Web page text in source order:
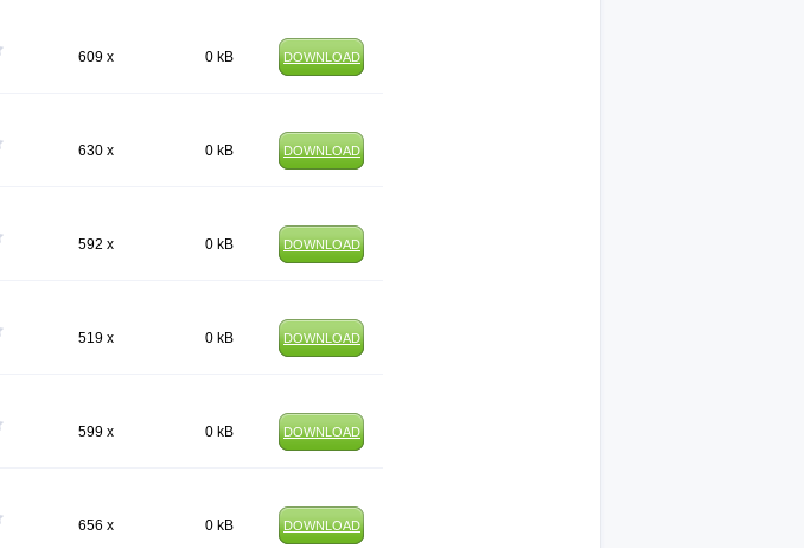
609 x 0 kB DOWNLOAD
630 x 0 kB DOWNLOAD
592 x 0 kB DOWNLOAD
519 x 0 kB DOWNLOAD
599 x 0 kB DOWNLOAD
656 x 0 kB DOWNLOAD